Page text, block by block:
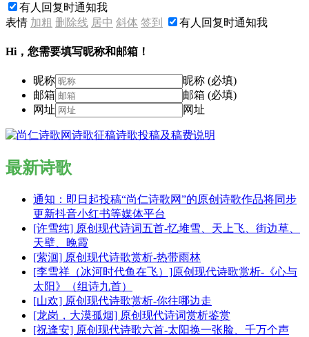
有人回复时通知我
表情 加粗 删除线 居中 斜体 签到 有人回复时通知我
Hi，您需要填写昵称和邮箱！
昵称
昵称 (必填)
邮箱
邮箱 (必填)
网址
网址
最新诗歌
通知：即日起投稿“尚仁诗歌网”的原创诗歌作品将同步
更新抖音小红书等媒体平台
[许雪纯] 原创现代诗词五首-忆堆雪、天上飞、街边草、
天壁、晚霞
[萦洄] 原创现代诗歌赏析-热带雨林
[李雪祥（冰河时代鱼在飞）]原创现代诗歌赏析-《心与
太阳》（组诗九首）
[山欢] 原创现代诗歌赏析-你往哪边走
[龙岗，大漠孤烟] 原创现代诗词赏析鉴赏
[祝逢安] 原创现代诗歌六首-太阳换一张脸、千万个声